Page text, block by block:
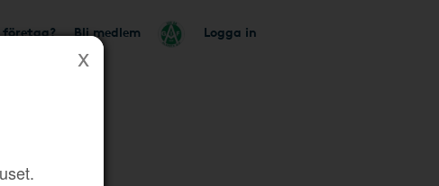
Bli medlem Logga in